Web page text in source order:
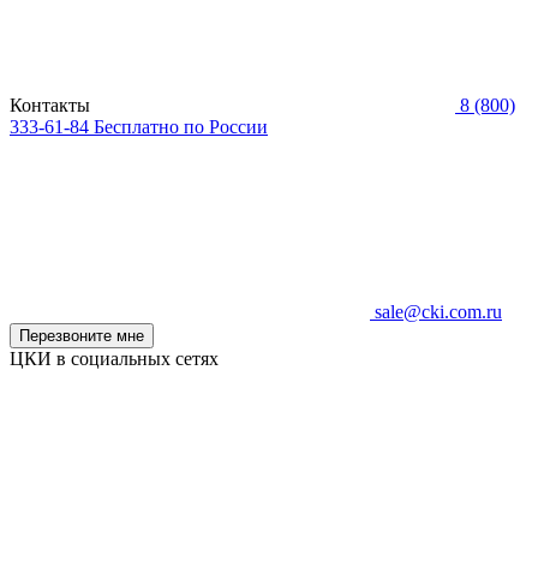
Контакты
8 (800)
333-61-84 Бесплатно по России
sale@cki.com.ru
Перезвоните мне
ЦКИ в социальных сетях